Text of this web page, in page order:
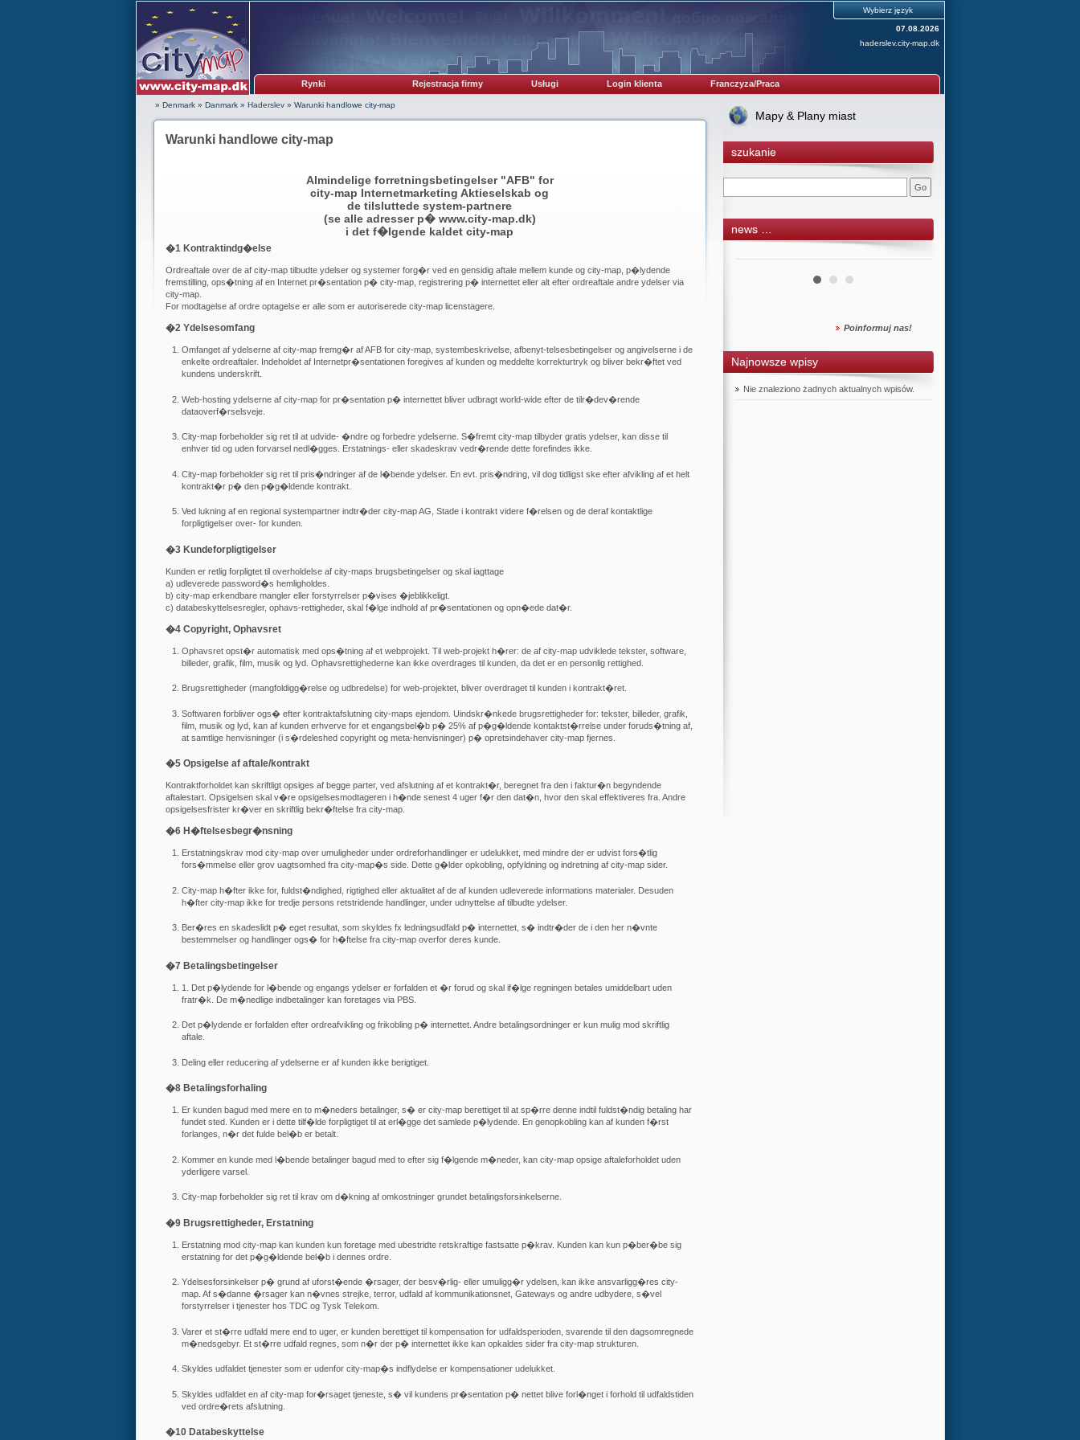
Wybierz język
07.08.2026
haderslev.city-map.dk
Rynki Rejestracja firmy Usługi Login klienta Franczyza/Praca
» Denmark» Danmark» Haderslev» Warunki handlowe city-map
Warunki handlowe city-map
Almindelige forretningsbetingelser "AFB" for
city-map Internetmarketing Aktieselskab og
de tilsluttede system-partnere
(se alle adresser p� www.city-map.dk)
i det f�lgende kaldet city-map
�1 Kontraktindg�else
Ordreaftale over de af city-map tilbudte ydelser og systemer forg�r ved en gensidig aftale mellem kunde og city-map, p�lydende
fremstilling, ops�tning af en Internet pr�sentation p� city-map, registrering p� internettet eller alt efter ordreaftale andre ydelser via
city-map.
For modtagelse af ordre optagelse er alle som er autoriserede city-map licenstagere.
�2 Ydelsesomfang
Omfanget af ydelserne af city-map fremg�r af AFB for city-map, systembeskrivelse, afbenyt-telsesbetingelser og angivelserne i de
enkelte ordreaftaler. Indeholdet af Internetpr�sentationen foregives af kunden og meddelte korrekturtryk og bliver bekr�ftet ved
kundens underskrift.
Web-hosting ydelserne af city-map for pr�sentation p� internettet bliver udbragt world-wide efter de tilr�dev�rende
dataoverf�rselsveje.
City-map forbeholder sig ret til at udvide- �ndre og forbedre ydelserne. S�fremt city-map tilbyder gratis ydelser, kan disse til
enhver tid og uden forvarsel nedl�gges. Erstatnings- eller skadeskrav vedr�rende dette forefindes ikke.
City-map forbeholder sig ret til pris�ndringer af de l�bende ydelser. En evt. pris�ndring, vil dog tidligst ske efter afvikling af et helt
kontrakt�r p� den p�g�ldende kontrakt.
Ved lukning af en regional systempartner indtr�der city-map AG, Stade i kontrakt videre f�relsen og de deraf kontaktlige
forpligtigelser over- for kunden.
�3 Kundeforpligtigelser
Kunden er retlig forpligtet til overholdelse af city-maps brugsbetingelser og skal iagttage
a) udleverede password�s hemligholdes.
b) city-map erkendbare mangler eller forstyrrelser p�vises �jeblikkeligt.
c) databeskyttelsesregler, ophavs-rettigheder, skal f�lge indhold af pr�sentationen og opn�ede dat�r.
�4 Copyright, Ophavsret
Ophavsret opst�r automatisk med ops�tning af et webprojekt. Til web-projekt h�rer: de af city-map udviklede tekster, software,
billeder, grafik, film, musik og lyd. Ophavsrettighederne kan ikke overdrages til kunden, da det er en personlig rettighed.
Brugsrettigheder (mangfoldigg�relse og udbredelse) for web-projektet, bliver overdraget til kunden i kontrakt�ret.
Softwaren forbliver ogs� efter kontraktafslutning city-maps ejendom. Uindskr�nkede brugsrettigheder for: tekster, billeder, grafik,
film, musik og lyd, kan af kunden erhverve for et engangsbel�b p� 25% af p�g�ldende kontaktst�rrelse under foruds�tning af,
at samtlige henvisninger (i s�rdeleshed copyright og meta-henvisninger) p� opretsindehaver city-map fjernes.
�5 Opsigelse af aftale/kontrakt
Kontraktforholdet kan skriftligt opsiges af begge parter, ved afslutning af et kontrakt�r, beregnet fra den i faktur�n begyndende
aftalestart. Opsigelsen skal v�re opsigelsesmodtageren i h�nde senest 4 uger f�r den dat�n, hvor den skal effektiveres fra. Andre
opsigelsesfrister kr�ver en skriftlig bekr�ftelse fra city-map.
�6 H�ftelsesbegr�nsning
Erstatningskrav mod city-map over umuligheder under ordreforhandlinger er udelukket, med mindre der er udvist fors�tlig
fors�mmelse eller grov uagtsomhed fra city-map�s side. Dette g�lder opkobling, opfyldning og indretning af city-map sider.
City-map h�fter ikke for, fuldst�ndighed, rigtighed eller aktualitet af de af kunden udleverede informations materialer. Desuden
h�fter city-map ikke for tredje persons retstridende handlinger, under udnyttelse af tilbudte ydelser.
Ber�res en skadeslidt p� eget resultat, som skyldes fx ledningsudfald p� internettet, s� indtr�der de i den her n�vnte
bestemmelser og handlinger ogs� for h�ftelse fra city-map overfor deres kunde.
�7 Betalingsbetingelser
1. Det p�lydende for l�bende og engangs ydelser er forfalden et �r forud og skal if�lge regningen betales umiddelbart uden
fratr�k. De m�nedlige indbetalinger kan foretages via PBS.
Det p�lydende er forfalden efter ordreafvikling og frikobling p� internettet. Andre betalingsordninger er kun mulig mod skriftlig
aftale.
Deling eller reducering af ydelserne er af kunden ikke berigtiget.
�8 Betalingsforhaling
Er kunden bagud med mere en to m�neders betalinger, s� er city-map berettiget til at sp�rre denne indtil fuldst�ndig betaling har
fundet sted. Kunden er i dette tilf�lde forpligtiget til at erl�gge det samlede p�lydende. En genopkobling kan af kunden f�rst
forlanges, n�r det fulde bel�b er betalt.
Kommer en kunde med l�bende betalinger bagud med to efter sig f�lgende m�neder, kan city-map opsige aftaleforholdet uden
yderligere varsel.
City-map forbeholder sig ret til krav om d�kning af omkostninger grundet betalingsforsinkelserne.
�9 Brugsrettigheder, Erstatning
Erstatning mod city-map kan kunden kun foretage med ubestridte retskraftige fastsatte p�krav. Kunden kan kun p�ber�be sig
erstatning for det p�g�ldende bel�b i dennes ordre.
Ydelsesforsinkelser p� grund af uforst�ende �rsager, der besv�rlig- eller umuligg�r ydelsen, kan ikke ansvarligg�res city-
map. Af s�danne �rsager kan n�vnes strejke, terror, udfald af kommunikationsnet, Gateways og andre udbydere, s�vel
forstyrrelser i tjenester hos TDC og Tysk Telekom.
Varer et st�rre udfald mere end to uger, er kunden berettiget til kompensation for udfaldsperioden, svarende til den dagsomregnede
m�nedsgebyr. Et st�rre udfald regnes, som n�r der p� internettet ikke kan opkaldes sider fra city-map strukturen.
Skyldes udfaldet tjenester som er udenfor city-map�s indflydelse er kompensationer udelukket.
Skyldes udfaldet en af city-map for�rsaget tjeneste, s� vil kundens pr�sentation p� nettet blive forl�nget i forhold til udfaldstiden
ved ordre�rets afslutning.
�10 Databeskyttelse
Mapy & Plany miast
szukanie
news …
Poinformuj nas!
Najnowsze wpisy
Nie znaleziono żadnych aktualnych wpisów.